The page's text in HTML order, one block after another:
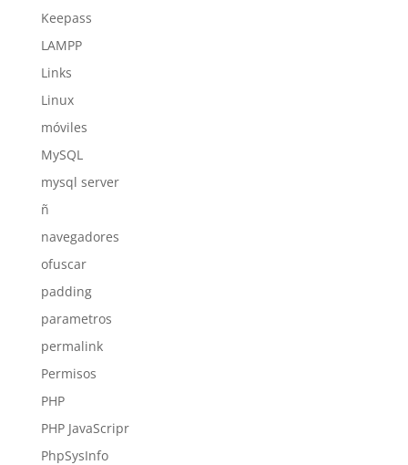
Keepass
LAMPP
Links
Linux
móviles
MySQL
mysql server
ñ
navegadores
ofuscar
padding
parametros
permalink
Permisos
PHP
PHP JavaScripr
PhpSysInfo